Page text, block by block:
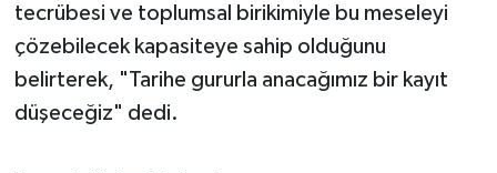
tecrübesi ve toplumsal birikimiyle bu meseleyi
çözebilecek kapasiteye sahip olduğunu
belirterek, "Tarihe gururla anacağımız bir kayıt
düşeceğiz" dedi.